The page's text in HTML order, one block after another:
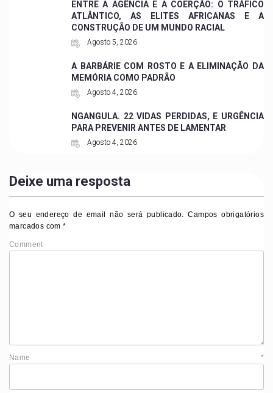
ENTRE A AGÊNCIA E A COERÇÃO: O TRÁFICO
ATLÂNTICO, AS ELITES AFRICANAS E A
CONSTRUÇÃO DE UM MUNDO RACIAL
Agosto 5, 2026
A BARBÁRIE COM ROSTO E A ELIMINAÇÃO DA
MEMÓRIA COMO PADRÃO
Agosto 4, 2026
NGANGULA. 22 VIDAS PERDIDAS, E URGÊNCIA
PARA PREVENIR ANTES DE LAMENTAR
Agosto 4, 2026
Deixe uma resposta
O seu endereço de email não será publicado.
Campos obrigatórios
marcados com*
Comment
Name *